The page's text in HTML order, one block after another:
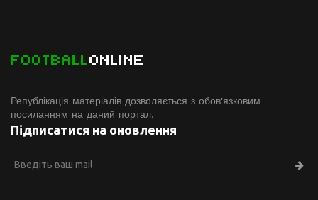
FOOTBALLONLINE
Републікація матеріалів дозволяється з обов'язковим
посиланням на даний портал.
Підписатися на оновлення